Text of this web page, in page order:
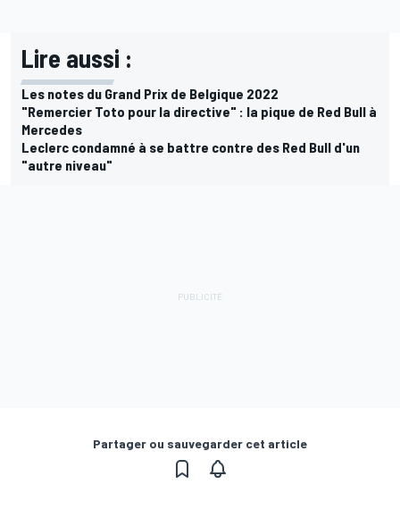
Lire aussi :
Les notes du Grand Prix de Belgique 2022
"Remercier Toto pour la directive" : la pique de Red Bull à
Mercedes
Leclerc condamné à se battre contre des Red Bull d'un
"autre niveau"
Partager ou sauvegarder cet article